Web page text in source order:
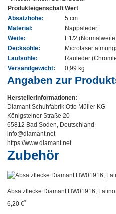
ProdukteigenschaftWert
Absatzhöhe:
5 cm
Material:
Nappaleder
Weite:
E1/2
Decksohle:
Microfaser
Laufsohle:
Rauleder
Versandgewicht:
0,99 kg
Angaben zur
Herstellerinformationen:
Diamant Schuhfabrik Otto Müller KG
Königsteiner Straße 20
65812 Bad Soden, Deutschland
info@diamant.net
https://www.diamant.net
Zubehör
Absatzflecke Diamant HW01916,
6,20 €*